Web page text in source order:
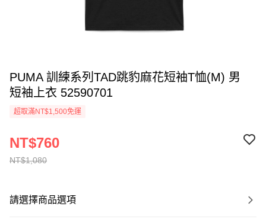
PUMA 訓練系列TAD跳豹麻花短袖T恤(M) 男
短袖上衣 52590701
超取滿NT$1,500免運
NT$1,080
NT$760
請選擇商品選項